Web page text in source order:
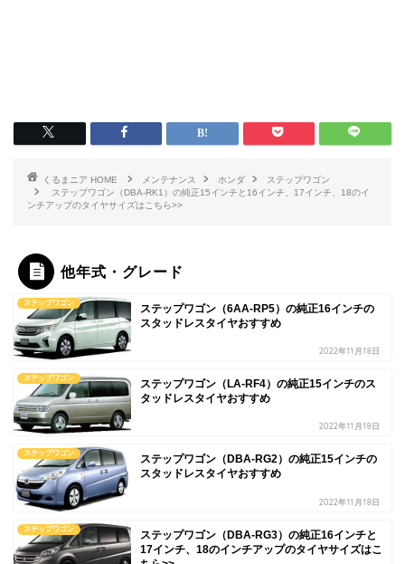
HOME メンテナンス ホンダ
ステップワゴン
ステップワゴン（DBA-RK1）の純正15インチと16インチ、17インチ、18のイ
ンチアップのタイヤサイズはこちら>>
他年式・グレード
ステップワゴン
ステップワゴン（6AA-RP5）の純正16インチの
スタッドレスタイヤおすすめ
2022年11月18日
ステップワゴン
ステップワゴン（LA-RF4）の純正15インチのス
タッドレスタイヤおすすめ
2022年11月18日
ステップワゴン
ステップワゴン（DBA-RG2）の純正15インチの
スタッドレスタイヤおすすめ
2022年11月18日
ステップワゴン
ステップワゴン（DBA-RG3）の純正16インチと
17インチ、18のインチアップのタイヤサイズはこ